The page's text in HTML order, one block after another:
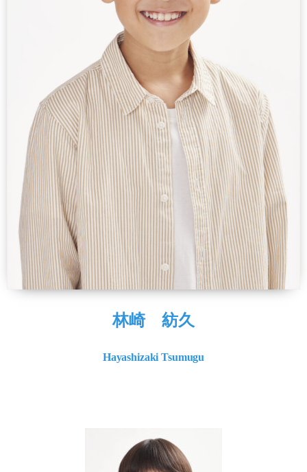
林崎 紡久
Hayashizaki Tsumugu